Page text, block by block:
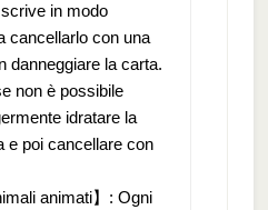
in modo
cancellarlo con una
danneggiare la carta.
non è possibile
idratare la
e poi cancellare con
animati】: Ogni